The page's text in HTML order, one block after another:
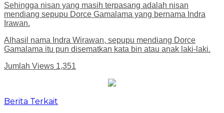
Sehingga nisan yang masih terpasang adalah nisan
mendiang sepupu Dorce Gamalama yang bernama Indra
Irawan.
Alhasil nama Indra Wirawan, sepupu mendiang Dorce
Gamalama itu pun disematkan kata bin atau anak laki-laki.
Jumlah Views 1,351
Berita Terkait